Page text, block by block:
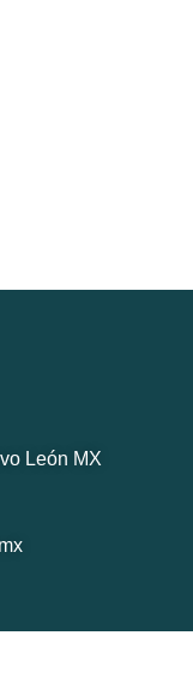
León MX